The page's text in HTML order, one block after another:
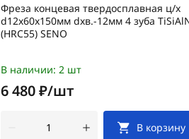
Фреза концевая твердосплавная ц/х
d12х60х150мм dхв.-12мм 4 зуба
(HRC55) SENO
В наличии: 2 шт
6 480 ₽/шт
В корзину